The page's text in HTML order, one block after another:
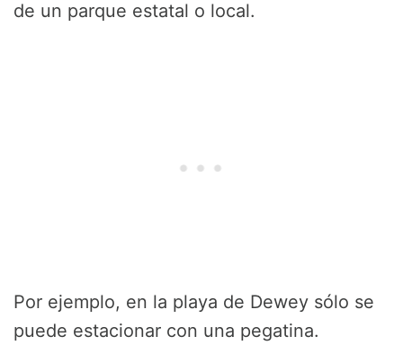
de un parque estatal o local.
Por ejemplo, en la playa de Dewey sólo se
puede estacionar con una pegatina.